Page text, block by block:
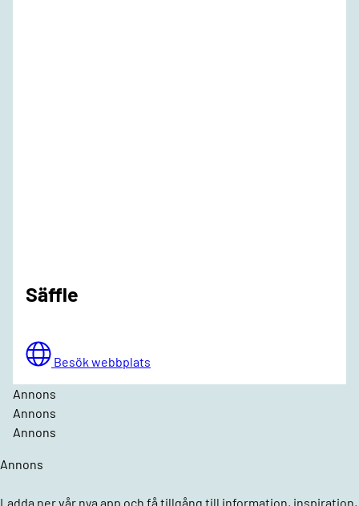
Säffle
Besök webbplats
Annons
Annons
Annons
Annons
Ladda ner vår nya app och få tillgång till information, inspiration,